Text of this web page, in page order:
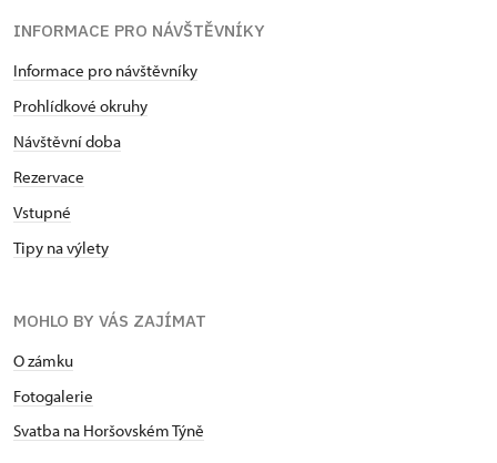
INFORMACE PRO NÁVŠTĚVNÍKY
Informace pro návštěvníky
Prohlídkové okruhy
Návštěvní doba
Rezervace
Vstupné
Tipy na výlety
MOHLO BY VÁS ZAJÍMAT
O zámku
Fotogalerie
Svatba na Horšovském Týně